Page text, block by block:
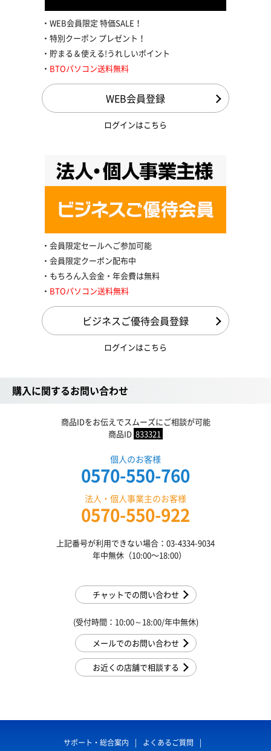
WEB会員限定 特価SALE！
特別クーポン プレゼント！
貯まる＆使える!うれしいポイント
BTOパソコン送料無料
WEB会員登録
ログインはこちら
会員限定セールへご参加可能
会員限定クーポン配布中
もちろん入会金・年会費は無料
BTOパソコン送料無料
ビジネスご優待会員登録
ログインはこちら
購入に関するお問い合わせ
商品IDをお伝えでスムーズにご相談が可能
商品ID 833321
個人のお客様
0570-550-760
法人・個人事業主のお客様
0570-550-922
上記番号が利用できない場合：03-4334-9034
年中無休（10:00〜18:00）
チャットでの問い合わせ
(受付時間：10:00～18:00/年中無休)
メールでのお問い合わせ
お近くの店舗で相談する
サポート・総合案内 よくあるご質問